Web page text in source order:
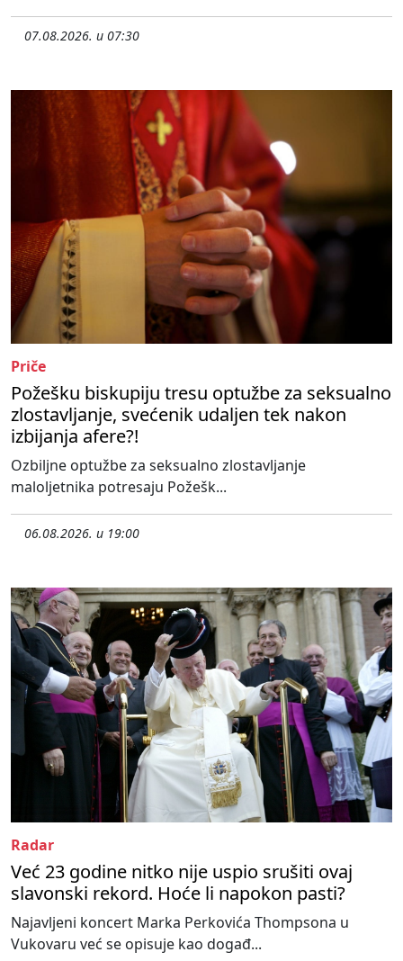
07.08.2026. u 07:30
Priče
Požešku biskupiju tresu optužbe za seksualno
zlostavljanje, svećenik udaljen tek nakon
izbijanja afere?!
Ozbiljne optužbe za seksualno zlostavljanje
maloljetnika potresaju Požešk...
06.08.2026. u 19:00
Radar
Već 23 godine nitko nije uspio srušiti ovaj
slavonski rekord. Hoće li napokon pasti?
Najavljeni koncert Marka Perkovića Thompsona u
Vukovaru već se opisuje kao događ...